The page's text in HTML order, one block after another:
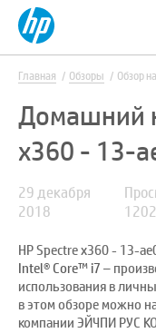
Главная Обзоры Обзор
Домашний
x360 - 13-
29 декабря
2018
1202
HP Spectre x360 - 13-
Intel® Core™ i7 –
использования в
в этом обзоре можно
компании ЭЙЧПИ РУС